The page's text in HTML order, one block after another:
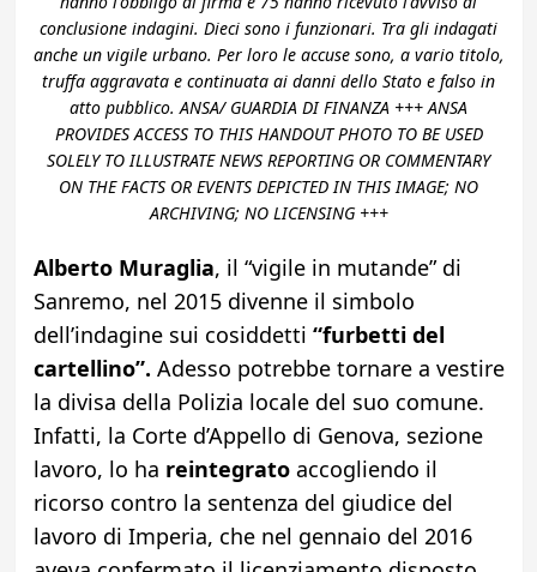
conclusione indagini. Dieci sono i funzionari. Tra gli indagati
anche un vigile urbano. Per loro le accuse sono, a vario titolo,
truffa aggravata e continuata ai danni dello Stato e falso in
atto pubblico. ANSA/ GUARDIA DI FINANZA +++ ANSA
PROVIDES ACCESS TO THIS HANDOUT PHOTO TO BE USED
SOLELY TO ILLUSTRATE NEWS REPORTING OR COMMENTARY
ON THE FACTS OR EVENTS DEPICTED IN THIS IMAGE; NO
ARCHIVING; NO LICENSING +++
Alberto Muraglia, il “vigile in mutande” di
Sanremo, nel 2015 divenne il simbolo
dell’indagine sui cosiddetti “furbetti del
cartellino”. Adesso potrebbe tornare a vestire
la divisa della Polizia locale del suo comune.
Infatti, la Corte d’Appello di Genova, sezione
lavoro, lo ha reintegratoaccogliendo il
ricorso contro la sentenza del giudice del
lavoro di Imperia, che nel gennaio del 2016